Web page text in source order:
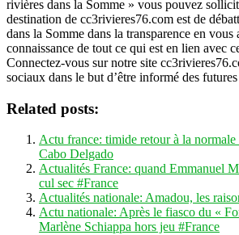
rivières dans la Somme » vous pouvez
destination de cc3rivieres76.com est de
dans la Somme dans la transparence en vous
connaissance de tout ce qui est en lien avec
Connectez-vous sur notre site
sociaux dans le but d’être informé des
Related posts:
Actu france: timide retour à la
Cabo Delgado
Actualités France: quand Emmanuel
cul sec #France
Actualités nationale: Amadou, les
Actu nationale: Après le fiasco du «
Marlène Schiappa hors jeu #France